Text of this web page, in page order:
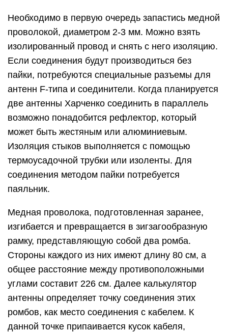
Необходимо в первую очередь запастись медной
проволокой, диаметром 2-3 мм. Можно взять
изолированный провод и снять с него изоляцию.
Если соединения будут производиться без
пайки, потребуются специальные разъемы для
антенн F-типа и соединители. Когда планируется
две антенны Харченко соединить в параллель
возможно понадобится рефлектор, который
может быть жестяным или алюминиевым.
Изоляция стыков выполняется с помощью
термоусадочной трубки или изоленты. Для
соединения методом пайки потребуется
паяльник.
Медная проволока, подготовленная заранее,
изгибается и превращается в зигзагообразную
рамку, представляющую собой два ромба.
Стороны каждого из них имеют длину 80 см, а
общее расстояние между противоположными
углами составит 226 см. Далее калькулятор
антенны определяет точку соединения этих
ромбов, как место соединения с кабелем. К
данной точке припаивается кусок кабеля,